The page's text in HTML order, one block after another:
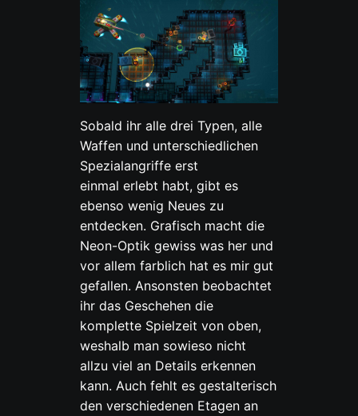
Sobald ihr alle drei Typen, alle
Waffen und unterschiedlichen
Spezialangriffe erst
einmal erlebt habt, gibt es
ebenso wenig Neues zu
entdecken. Grafisch macht die
Neon-Optik gewiss was her und
vor allem farblich hat es mir gut
gefallen. Ansonsten beobachtet
ihr das Geschehen die
komplette Spielzeit von oben,
weshalb man sowieso nicht
allzu viel an Details erkennen
kann. Auch fehlt es gestalterisch
den verschiedenen Etagen an